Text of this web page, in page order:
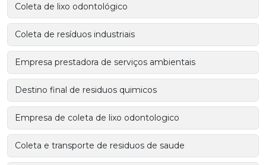
Coleta de lixo odontológico
Coleta de resíduos industriais
Empresa prestadora de serviços ambientais
Destino final de residuos quimicos
Empresa de coleta de lixo odontologico
Coleta e transporte de residuos de saude